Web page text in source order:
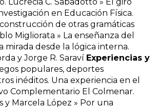
en Educación Física.
de otras gramáticas
Migliorata » La enseñanza del
mirada desde la lógica interna.
y Jorge R. Saraví Experiencias y
populares, deportes
inéditos. Una experiencia en el
Complementario El Colmenar.
y Marcela López » Por una